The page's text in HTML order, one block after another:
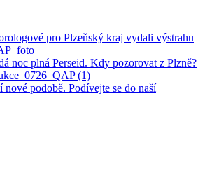
pro Plzeňský kraj vydali výstrahu
noc plná Perseid. Kdy pozorovat z Plzně?
podobě. Podívejte se do naší